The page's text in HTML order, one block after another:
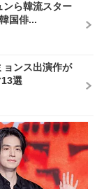
ンら韓流スター
国俳...
ョンス出演作が
選